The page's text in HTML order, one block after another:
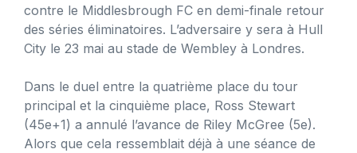
contre le Middlesbrough FC en demi-finale retour
des séries éliminatoires. L’adversaire y sera à Hull
City le 23 mai au stade de Wembley à Londres.
Dans le duel entre la quatrième place du tour
principal et la cinquième place, Ross Stewart
(45e+1) a annulé l’avance de Riley McGree (5e).
Alors que cela ressemblait déjà à une séance de